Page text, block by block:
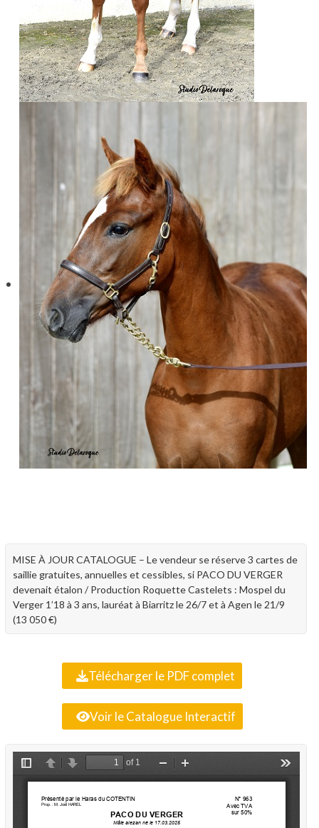
MISE À JOUR CATALOGUE – Le vendeur se réserve 3 cartes de
saillie gratuites, annuelles et cessibles, si PACO DU VERGER
devenait étalon / Production Roquette Castelets : Mospel du
Verger 1’18 à 3 ans, lauréat à Biarritz le 26/7 et à Agen le 21/9
(13 050 €)
Télécharger le PDF complet
Voir le Catalogue Interactif